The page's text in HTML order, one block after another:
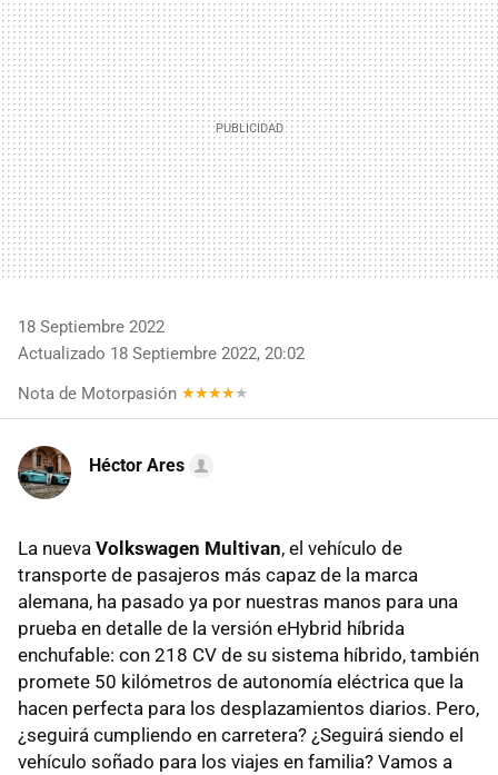
18 Septiembre 2022
Actualizado 18 Septiembre 2022, 20:02
Nota de Motorpasión
Héctor Ares
La nueva Volkswagen Multivan, el vehículo de
transporte de pasajeros más capaz de la marca
alemana, ha pasado ya por nuestras manos para una
prueba en detalle de la versión eHybrid híbrida
enchufable: con 218 CV de su sistema híbrido, también
promete 50 kilómetros de autonomía eléctrica que la
hacen perfecta para los desplazamientos diarios. Pero,
¿seguirá cumpliendo en carretera? ¿Seguirá siendo el
vehículo soñado para los viajes en familia? Vamos a